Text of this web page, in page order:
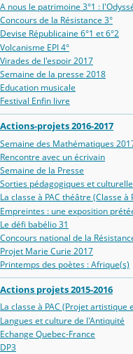
A nous le patrimoine 3°1 :
Concours de la Résistance 3°
Devise Républicaine 6°1 et 6°2
Volcanisme EPI 4°
Virades de l'espoir 2017
Semaine de la presse 2018
Education musicale
Festival Enfin livre
Actions-projets 2016-2017
Semaine des Mathématiques
Rencontre avec un écrivain
Semaine de la Presse
Sorties pédagogiques et
La classe à PAC théâtre (Classe
Empreintes : une exposition
Le défi babélio 31
Concours national de la
Projet Marie Curie 2017
Printemps des poètes : Afrique(s)
Actions projets 2015-2016
La classe à PAC (Projet artistique
Langues et culture de l'Antiquité
Echange Quebec-France
DP3